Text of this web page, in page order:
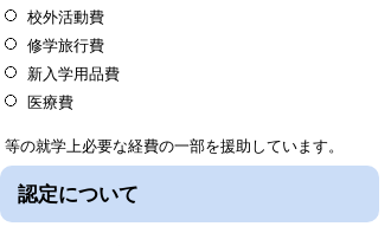
校外活動費
修学旅行費
新入学用品費
医療費
等の就学上必要な経費の一部を援助しています。
認定について